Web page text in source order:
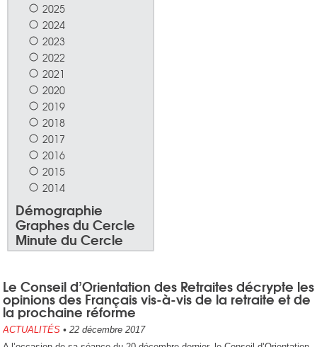
2025
2024
2023
2022
2021
2020
2019
2018
2017
2016
2015
2014
Démographie
Graphes du Cercle
Minute du Cercle
Le Conseil d’Orientation des Retraites décrypte les
opinions des Français vis-à-vis de la retraite et de
la prochaine réforme
ACTUALITÉS • 22 décembre 2017